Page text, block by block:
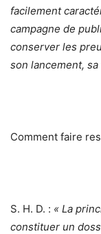
facilement
campagne de
conserver les
son lancement,
Comment faire
S. H. D. : « La
constituer un